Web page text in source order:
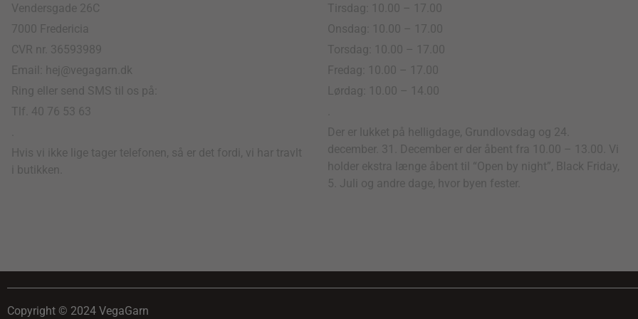
Vendersgade 26C
7000 Fredericia
CVR nr. 36593989
Email: hej@vegagarn.dk
Ring eller send SMS til os på:
Tlf. 40 76 53 63
Hvis vi ikke lige tager telefonen, så er det fordi, vi har travlt
i butikken.
Tirsdag: 10.00 – 17.00
Onsdag: 10.00 – 17.00
Torsdag: 10.00 – 17.00
Fredag: 10.00 – 17.00
Lørdag: 10.00 – 14.00
Der er lukket på helligdage, Grundlovsdag og 24.
december. 31. December er der åbent fra 10.00 – 13.00. Vi
holder ekstra længe åbent til “Open by night”, Black Friday,
5. Juli og andre dage, hvor byen fester.
Copyright © 2024 VegaGarn